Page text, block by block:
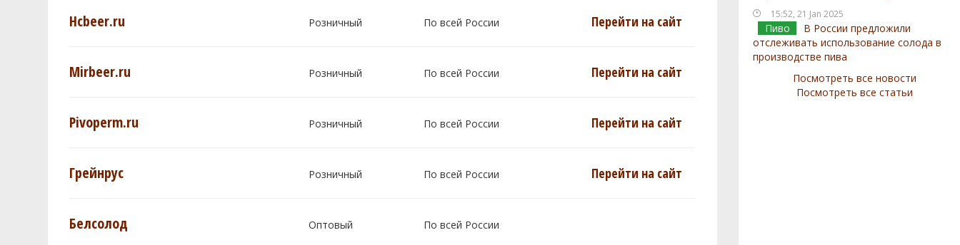
15:52, 21 Jan 2025
Пиво
В России предложили
отслеживать использование солода в
производстве пива
Посмотреть все новости
Посмотреть все статьи
Hcbeer.ru Розничный По всей России Перейти на сайт
Mirbeer.ru Розничный По всей России Перейти на сайт
Pivoperm.ru Розничный По всей России Перейти на сайт
Грейнрус Розничный По всей России Перейти на сайт
Белсолод Оптовый По всей России